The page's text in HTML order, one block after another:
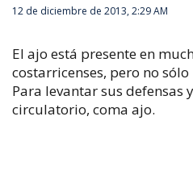
12 de diciembre de 2013, 2:29 AM
El ajo está presente en
costarricenses, pero no
Para levantar sus defensas
circulatorio, coma ajo.